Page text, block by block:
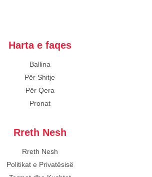
Harta e faqes
Ballina
Për Shitje
Për Qera
Pronat
Rreth Nesh
Rreth Nesh
Politikat e Privatësisë